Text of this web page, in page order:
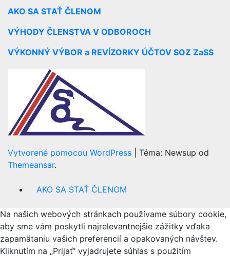
AKO SA STAŤ ČLENOM
VÝHODY ČLENSTVA V ODBOROCH
VÝKONNÝ VÝBOR a REVÍZORKY ÚČTOV SOZ ZaSS
Vytvorené pomocou WordPress
Téma: Newsup od
Themeansar.
AKO SA STAŤ ČLENOM
Na našich webových stránkach používame súbory cookie,
aby sme vám poskytli najrelevantnejšie zážitky vďaka
zapamätaniu vašich preferencií a opakovaných návštev.
Kliknutím na „Prijať“ vyjadrujete súhlas s použitím